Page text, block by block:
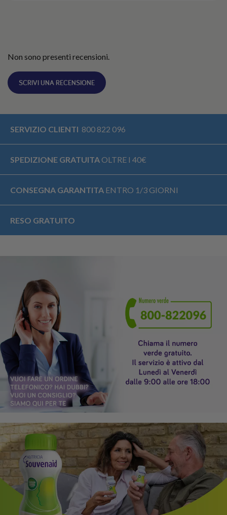
Non sono presenti recensioni.
SCRIVI UNA RECENSIONE
SERVIZIO CLIENTI 800 822 096
SPEDIZIONE GRATUITAOLTRE I 40€
CONSEGNA GARANTITA ENTRO 1/3 GIORNI
RESO GRATUITO